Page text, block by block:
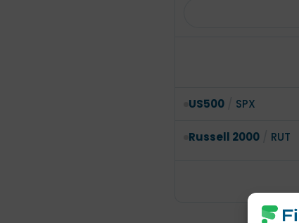
US500 SPX
Russell 2000 RUT